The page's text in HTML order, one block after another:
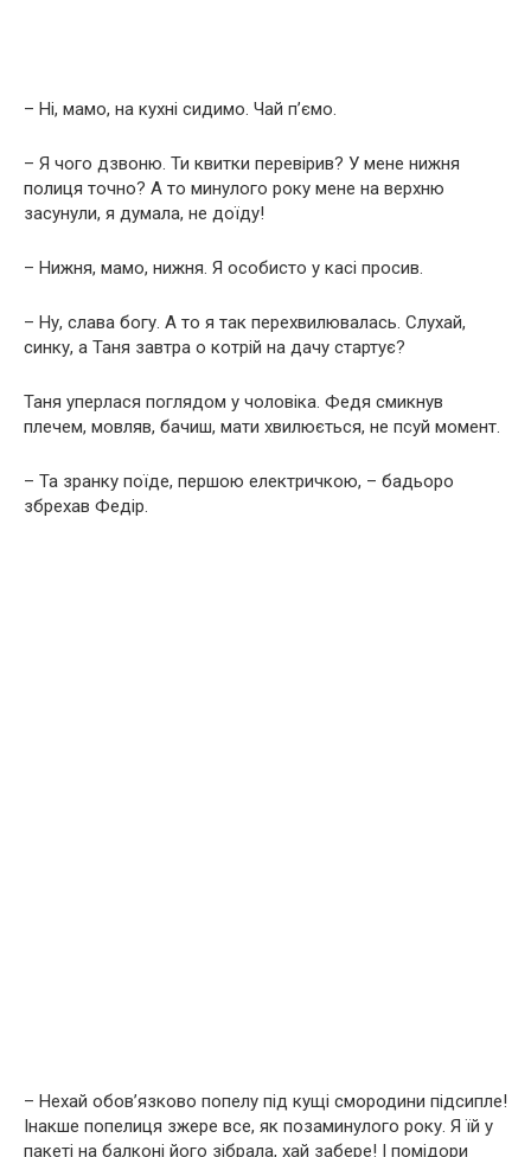
– Ні, мамо, на кухні сидимо. Чай п’ємо.
– Я чого дзвоню. Ти квитки перевірив? У мене нижня
полиця точно? А то минулого року мене на верхню
засунули, я думала, не доїду!
– Нижня, мамо, нижня. Я особисто у касі просив.
– Ну, слава богу. А то я так перехвилювалась. Слухай,
синку, а Таня завтра о котрій на дачу стартує?
Таня уперлася поглядом у чоловіка. Федя смикнув
плечем, мовляв, бачиш, мати хвилюється, не псуй момент.
– Та зранку поїде, першою електричкою, – бадьоро
збрехав Федір.
– Нехай обов’язково попелу під кущі смородини підсипле!
Інакше попелиця зжере все, як позаминулого року. Я їй у
пакеті на балконі його зібрала, хай забере! І помідори